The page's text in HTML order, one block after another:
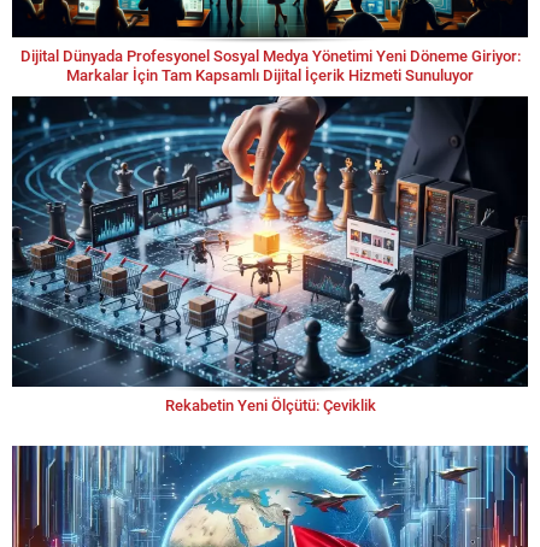
Dijital Dünyada Profesyonel Sosyal Medya Yönetimi Yeni Döneme Giriyor:
Markalar İçin Tam Kapsamlı Dijital İçerik Hizmeti Sunuluyor
Rekabetin Yeni Ölçütü: Çeviklik